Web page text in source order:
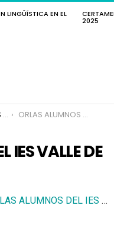
LINGÜÍSTICA EN EL
2025
ORLAS ALUMNOS DEL IES VALLE DE LECRÍN.
IES VALLE DE
ALUMNOS DEL IES VALLE DE LECRÍN."